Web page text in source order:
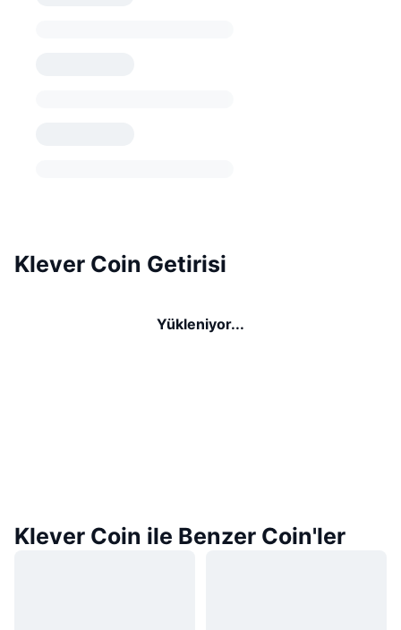
Klever Coin Getirisi
Yükleniyor...
Klever Coin ile Benzer Coin'ler